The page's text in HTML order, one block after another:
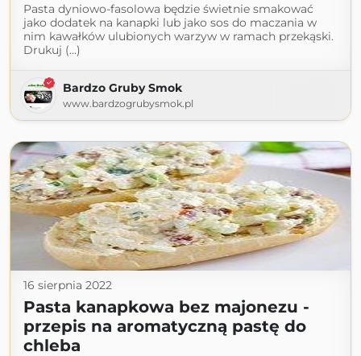
Pasta dyniowo-fasolowa będzie świetnie smakować
jako dodatek na kanapki lub jako sos do maczania w
nim kawałków ulubionych warzyw w ramach przekąski.
Drukuj (...)
Bardzo Gruby Smok
www.bardzogrubysmok.pl
16 sierpnia 2022
Pasta kanapkowa bez majonezu -
przepis na aromatyczną pastę do
chleba